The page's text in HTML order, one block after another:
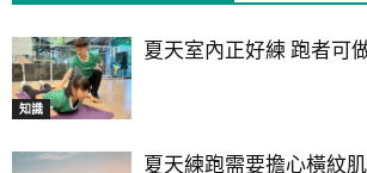
知識
夏天室內正好練 跑者可
夏天練跑需要擔心橫紋